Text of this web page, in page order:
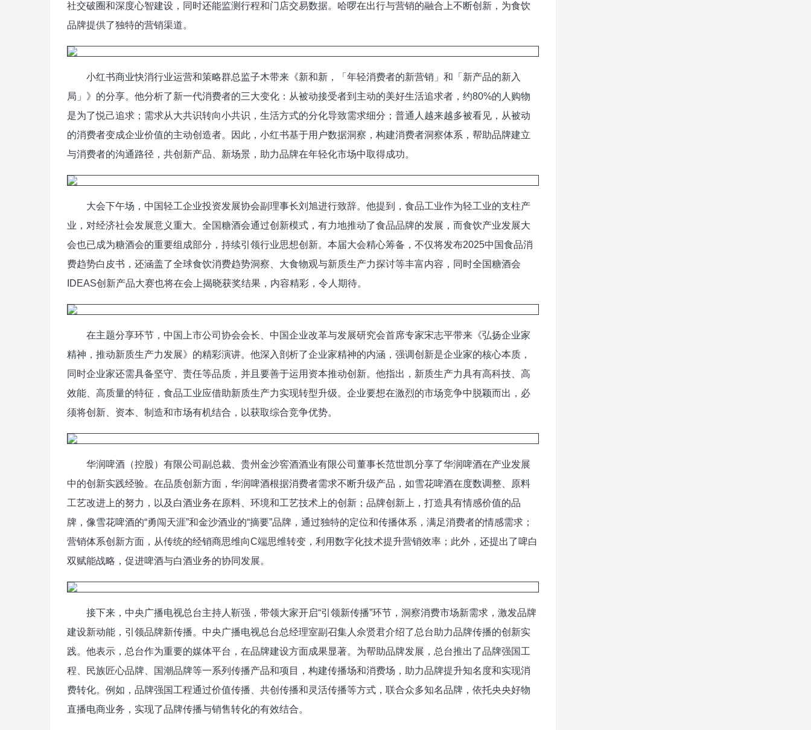
社交破圈和深度心智建设，同时还能监测行程和门店交易数据。哈啰在出行与营销的融合上不断创新，为食饮
品牌提供了独特的营销渠道。
小红书商业快消行业运营和策略群总监子木带来《新和新，「年轻消费者的新营销」和「新产品的新入
局」》的分享。他分析了新一代消费者的三大变化：从被动接受者到主动的美好生活追求者，约80%的人购物
是为了悦己追求；需求从大共识转向小共识，生活方式的分化导致需求细分；普通人越来越多被看见，从被动
的消费者变成企业价值的主动创造者。因此，小红书基于用户数据洞察，构建消费者洞察体系，帮助品牌建立
与消费者的沟通路径，共创新产品、新场景，助力品牌在年轻化市场中取得成功。
大会下午场，中国轻工企业投资发展协会副理事长刘旭进行致辞。他提到，食品工业作为轻工业的支柱产
业，对经济社会发展意义重大。全国糖酒会通过创新模式，有力地推动了食品品牌的发展，而食饮产业发展大
会也已成为糖酒会的重要组成部分，持续引领行业思想创新。本届大会精心筹备，不仅将发布2025中国食品消
费趋势白皮书，还涵盖了全球食饮消费趋势洞察、大食物观与新质生产力探讨等丰富内容，同时全国糖酒会
IDEAS创新产品大赛也将在会上揭晓获奖结果，内容精彩，令人期待。
在主题分享环节，中国上市公司协会会长、中国企业改革与发展研究会首席专家宋志平带来《弘扬企业家
精神，推动新质生产力发展》的精彩演讲。他深入剖析了企业家精神的内涵，强调创新是企业家的核心本质，
同时企业家还需具备坚守、责任等品质，并且要善于运用资本推动创新。他指出，新质生产力具有高科技、高
效能、高质量的特征，食品工业应借助新质生产力实现转型升级。企业要想在激烈的市场竞争中脱颖而出，必
须将创新、资本、制造和市场有机结合，以获取综合竞争优势。
华润啤酒（控股）有限公司副总裁、贵州金沙窖酒酒业有限公司董事长范世凯分享了华润啤酒在产业发展
中的创新实践经验。在品质创新方面，华润啤酒根据消费者需求不断升级产品，如雪花啤酒在度数调整、原料
工艺改进上的努力，以及白酒业务在原料、环境和工艺技术上的创新；品牌创新上，打造具有情感价值的品
牌，像雪花啤酒的“勇闯天涯”和金沙酒业的“摘要”品牌，通过独特的定位和传播体系，满足消费者的情感需求；
营销体系创新方面，从传统的经销商思维向C端思维转变，利用数字化技术提升营销效率；此外，还提出了啤白
双赋能战略，促进啤酒与白酒业务的协同发展。
接下来，中央广播电视总台主持人靳强，带领大家开启“引领新传播”环节，洞察消费市场新需求，激发品牌
建设新动能，引领品牌新传播。中央广播电视总台总经理室副召集人佘贤君介绍了总台助力品牌传播的创新实
践。他表示，总台作为重要的媒体平台，在品牌建设方面成果显著。为帮助品牌发展，总台推出了品牌强国工
程、民族匠心品牌、国潮品牌等一系列传播产品和项目，构建传播场和消费场，助力品牌提升知名度和实现消
费转化。例如，品牌强国工程通过价值传播、共创传播和灵活传播等方式，联合众多知名品牌，依托央央好物
直播电商业务，实现了品牌传播与销售转化的有效结合。